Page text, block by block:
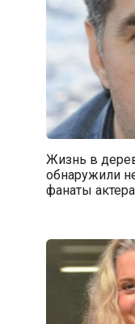
Жизнь в
обнаружили
фанаты